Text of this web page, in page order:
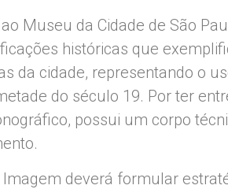
Museu da Cidade de São
históricas que
da cidade, representando o
do século 19. Por ter
possui um corpo
Imagem deverá formular